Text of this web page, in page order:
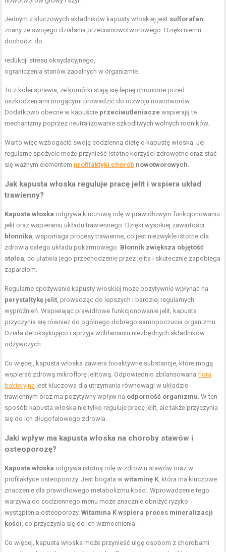
Jednym z kluczowych składników kapusty włoskiej jest sulforafan,
znany ze swojego działania przeciwnowotworowego. Dzięki niemu
dochodzi do:
redukcji stresu oksydacyjnego,
ograniczenia stanów zapalnych w organizmie.
To z kolei sprawia, że komórki stają się lepiej chronione przed
uszkodzeniami mogącymi prowadzić do rozwoju nowotworów.
Dodatkowo obecne w kapuście przeciwutleniacze wspierają te
mechanizmy poprzez neutralizowanie szkodliwych wolnych rodników.
Warto więc wzbogacić swoją codzienną dietę o kapustę włoską. Jej
regularne spożycie może przynieść istotne korzyści zdrowotne oraz stać
się ważnym elementem profilaktyki chorób nowotworowych.
Jak kapusta włoska reguluje pracę jelit i wspiera układ
trawienny?
Kapusta włoska odgrywa kluczową rolę w prawidłowym funkcjonowaniu
jelit oraz wspieraniu układu trawiennego. Dzięki wysokiej zawartości
błonnika, wspomaga procesy trawienne, co jest niezwykle istotne dla
zdrowia całego układu pokarmowego. Błonnik zwiększa objętość
stolca, co ułatwia jego przechodzenie przez jelita i skutecznie zapobiega
zaparciom.
Regularne spożywanie kapusty włoskiej może pozytywnie wpłynąć na
perystaltykę jelit, prowadząc do lepszych i bardziej regularnych
wypróżnień. Wspierając prawidłowe funkcjonowanie jelit, kapusta
przyczynia się również do ogólnego dobrego samopoczucia organizmu.
Działa detoksykująco i sprzyja wchłanianiu niezbędnych składników
odżywczych.
Co więcej, kapusta włoska zawiera bioaktywne substancje, które mogą
wspierać zdrową mikroflorę jelitową. Odpowiednio zbilansowanaflora
bakteryjna jest kluczowa dla utrzymania równowagi w układzie
trawiennym oraz ma pozytywny wpływ na odporność organizmu. W ten
sposób kapusta włoska nie tylko reguluje pracę jelit, ale także przyczynia
się do ich długofalowego zdrowia.
Jaki wpływ ma kapusta włoska na choroby stawów i
osteoporozę?
Kapusta włoska odgrywa istotną rolę w zdrowiu stawów oraz w
profilaktyce osteoporozy. Jest bogata wwitaminę K, która ma kluczowe
znaczenie dla prawidłowego metabolizmu kości. Wprowadzenie tego
warzywa do codziennego menu może znacznie obniżyć ryzyko
wystąpienia osteoporozy.Witamina K wspiera proces mineralizacji
kości, co przyczynia się do ich wzmocnienia.
Co więcej, kapusta włoska może przynieść ulgę osobom z chorobami